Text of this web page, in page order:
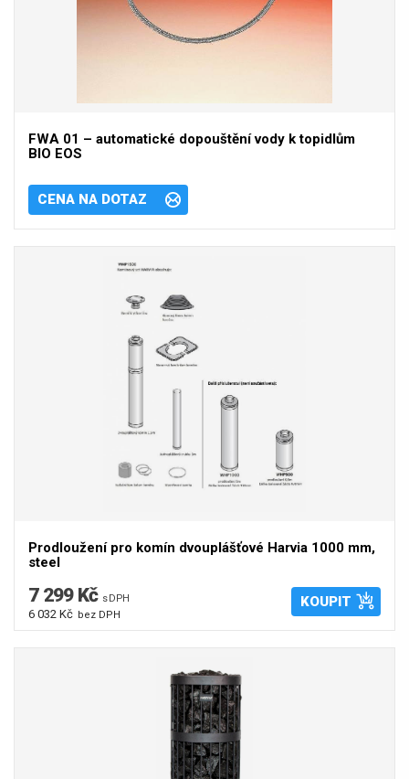
FWA 01 – automatické dopouštění vody k topidlům
BIO EOS
CENA NA DOTAZ
Prodloužení pro komín dvouplášťové Harvia 1000 mm,
steel
7 299 Kč s DPH
6 032 Kč bez DPH
KOUPIT